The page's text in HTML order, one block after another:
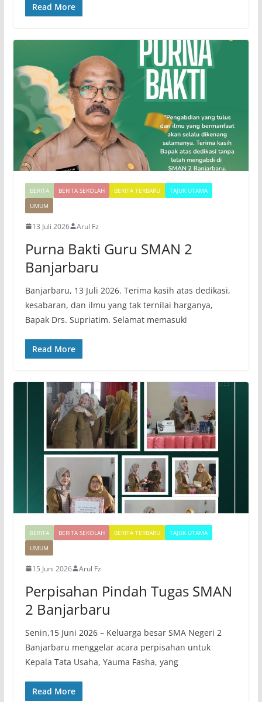
Read More
BERITA BERITA SEKOLAH BERITA TERBARU
TAJUK UTAMA
UMUM
13 Juli 2026 Arul Fz
Purna Bakti Guru SMAN 2
Banjarbaru
Banjarbaru, 13 Juli 2026. Terima kasih atas dedikasi,
kesabaran, dan ilmu yang tak ternilai harganya,
Bapak Drs. Supriatim. Selamat memasuki
Read More
BERITA BERITA SEKOLAH BERITA TERBARU
TAJUK UTAMA
UMUM
15 Juni 2026 Arul Fz
Perpisahan Pindah Tugas SMAN
2 Banjarbaru
Senin,15 Juni 2026 – Keluarga besar SMA Negeri 2
Banjarbaru menggelar acara perpisahan untuk
Kepala Tata Usaha, Yauma Fasha, yang
Read More